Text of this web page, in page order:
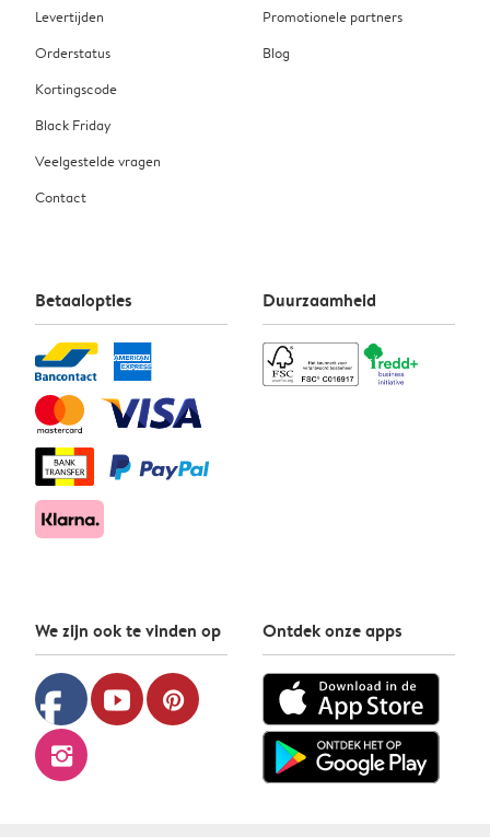
Levertijden
Orderstatus
Kortingscode
Black Friday
Veelgestelde vragen
Contact
Promotionele partners
Blog
Betaalopties Duurzaamheid
We zijn ook te vinden op
facebook youtube pinterest
instagram
Ontdek onze apps